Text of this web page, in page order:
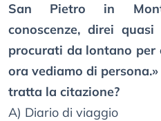
San Pietro in
conoscenze, direi
procurati da lontano per
ora vediamo di
tratta la citazione?
A) Diario di viaggio